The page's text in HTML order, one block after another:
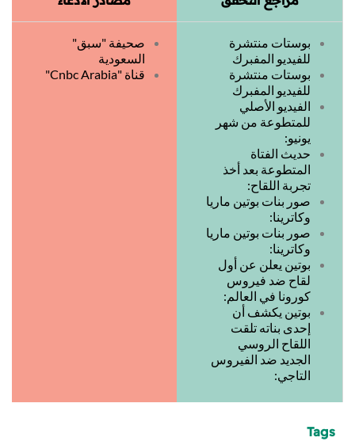
بوستات منتشرة
للفيديو المفبرك
بوستات منتشرة
للفيديو المفبرك
الفيديو الأصلي
للمتطوعة من شهر
يونيو:
حديث الفتاة
المتطوعة بعد أخذ
تجربة اللقاح:
صور بنات بوتين ماريا
وكاترينا:
صور بنات بوتين ماريا
وكاترينا:
بوتين يعلن عن أول
لقاح ضد فيروس
كورونا في العالم:
بوتين يكشف أن
إحدى بناته تلقت
اللقاح الروسي
الجديد ضد الفيروس
التاجي:
صحيفة "سبق"
السعودية
قناة "Cnbc Arabia"
Tags